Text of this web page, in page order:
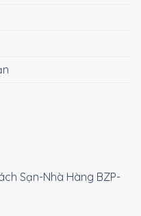
Sạn-Nhà Hàng BZP-